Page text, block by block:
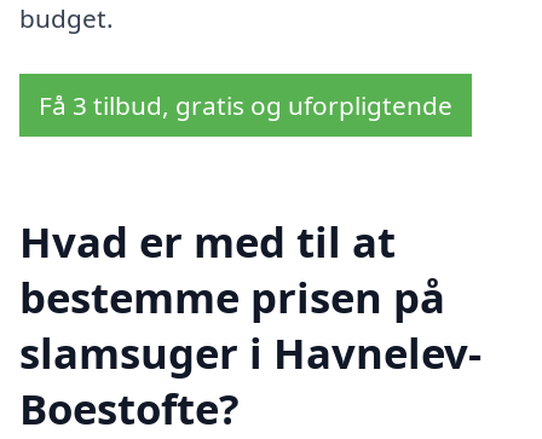
budget.
Få 3 tilbud, gratis og uforpligtende
Hvad er med til at
bestemme prisen på
slamsuger i Havnelev-
Boestofte?